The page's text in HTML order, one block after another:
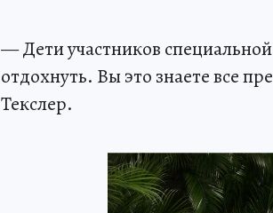
— Дети участников
отдохнуть. Вы это знаете все
Текслер.